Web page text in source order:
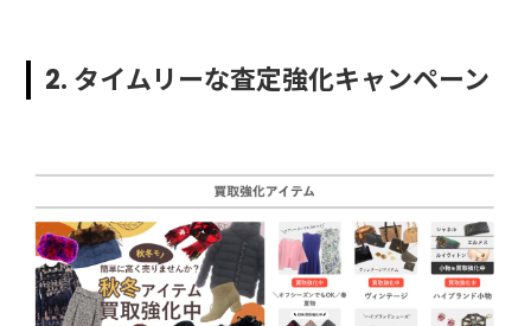
2. タイムリーな査定強化キャンペーン